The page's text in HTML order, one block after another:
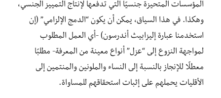
المؤسسات المتحيزة جنسيًا التي تدفعها لإنتاج التمييز الجنسي،
وهكذا. في هذا السياق، يمكن أن يكون “الدمج الإلزامي” (إن
استخدمنا عبارة إليزابيث أندرسون) -أي العمل المطلوب
لمواجهة النزوع إلى “عزل” أنواع معينة من المعرفة- مطلبًا
معطلًا للإنجاز بالنسبة إلى النساء والملونين والمنتمين إلى
الأقليات يحملهم على إثبات استحقاقهم للمساواة.